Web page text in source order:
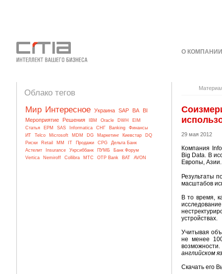
О
Облако тегов
Мир Интересное Украина SAP BA
BI
Мероприятие
Решения IBM Oracle DWH
EIM
Статья
EPM SAS Informatica СНГ Banking
Финансы
ИТ
Telco Microsoft MDM DG Маркетинг Киевстар
DQ
Риски
Retail MM IT Продажи CPG
Дельта Банк
Астелит
Insurance Укрсиббанк ПУМБ
Банк Форум
Vertica
Nemiroff Collibra МТС OTP Bank BAT AVON
29 мая 2012
Компания
Big Data. В
Европы, Азии.
Результаты
масштабов
В то время,
устройствах.
Учитывая
не менее
английском
Скачать его